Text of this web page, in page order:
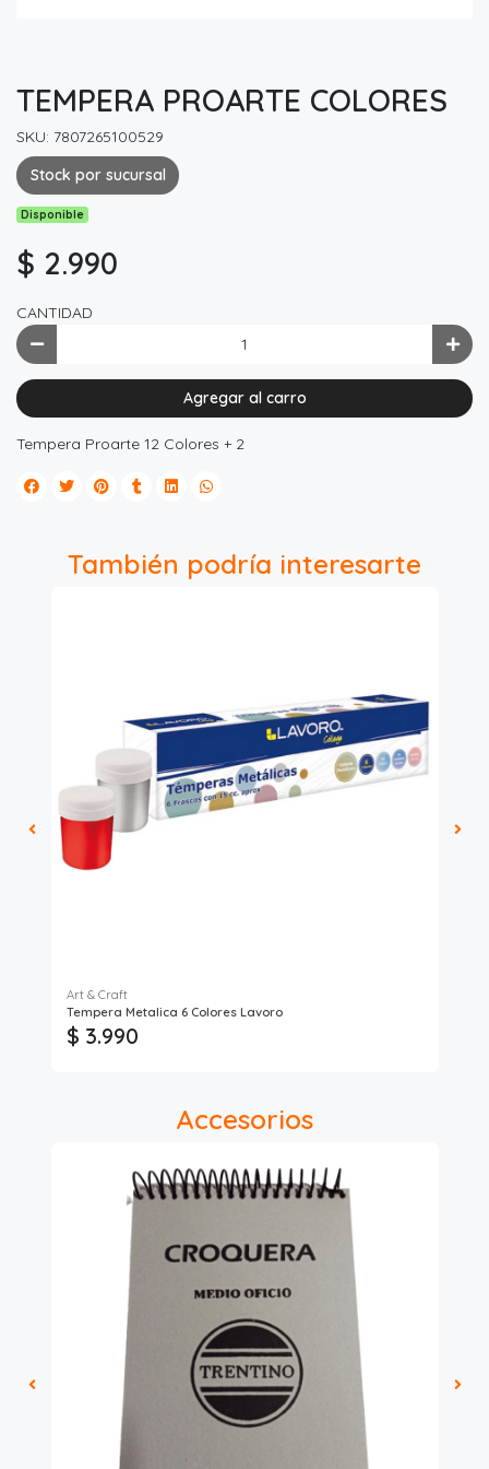
TEMPERA PROARTE COLORES
SKU: 7807265100529
Stock por sucursal
Disponible
$ 2.990
CANTIDAD
Agregar al carro
Tempera Proarte 12 Colores + 2
También podría interesarte
Art & Craft
Tempera Metalica 6 Colores Lavoro
$ 3.990
Accesorios